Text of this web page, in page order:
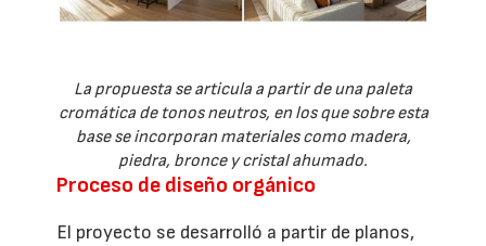
La propuesta se articula a partir de una paleta
cromática de tonos neutros, en los que sobre esta
base se incorporan materiales como madera,
piedra, bronce y cristal ahumado.
Proceso de diseño orgánico
El proyecto se desarrolló a partir de planos,